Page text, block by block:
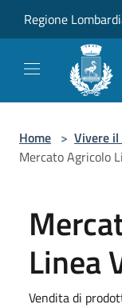
Regione
Home > Vivere il
Mercato Agricolo
Linea
Vendita di